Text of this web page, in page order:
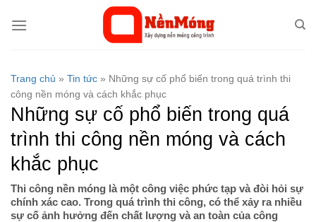
qua
Trang chủ » Tin tức » Những sự cố phổ biến trong quá trình thi
công nền móng và cách khắc phục
Những sự cố phổ biến trong quá
trình thi công nền móng và cách
khắc phục
Thi công nền móng là một công việc phức tạp và đòi hỏi sự
chính xác cao. Trong quá trình thi công, có thể xảy ra nhiều
sự cố ảnh hưởng đến chất lượng và an toàn của công